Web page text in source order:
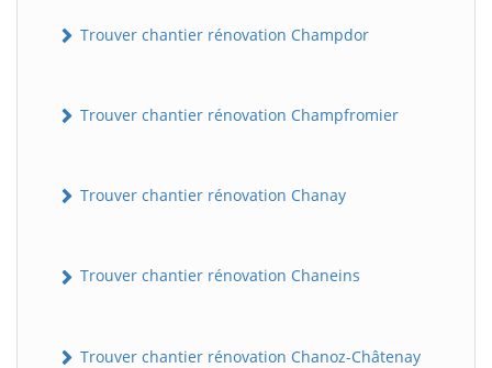
Trouver chantier rénovation Champdor
Trouver chantier rénovation Champfromier
Trouver chantier rénovation Chanay
Trouver chantier rénovation Chaneins
Trouver chantier rénovation Chanoz-Châtenay